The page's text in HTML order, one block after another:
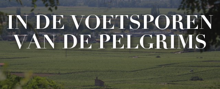
IN DE VOETSPOREN
VAN DE PELGRIMS